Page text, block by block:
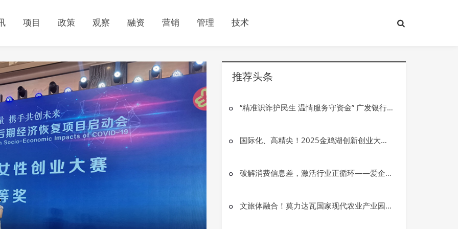
项目 政策 观察 融资 营销 管理 技术
推荐头条
“精准识诈护民生 温情服务守资金” 广发银行大庆龙南支行成功拦截一起电信网络诈骗案件
国际化、高精尖！2025金鸡湖创新创业大赛总决赛圆满落幕！
破解消费信息差，激活行业正循环——爱企查首届“红运之夜”圆满收官
文旅体融合！莫力达瓦国家现代农业产业园激活品牌新动能